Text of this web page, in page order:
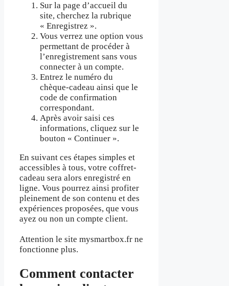
Sur la page d’accueil du
site, cherchez la rubrique
« Enregistrez ».
Vous verrez une option vous
permettant de procéder à
l’enregistrement sans vous
connecter à un compte.
Entrez le numéro du
chèque-cadeau ainsi que le
code de confirmation
correspondant.
Après avoir saisi ces
informations, cliquez sur le
bouton « Continuer ».
En suivant ces étapes simples et
accessibles à tous, votre coffret-
cadeau sera alors enregistré en
ligne. Vous pourrez ainsi profiter
pleinement de son contenu et des
expériences proposées, que vous
ayez ou non un compte client.
Attention le site mysmartbox.fr ne
fonctionne plus.
Comment contacter